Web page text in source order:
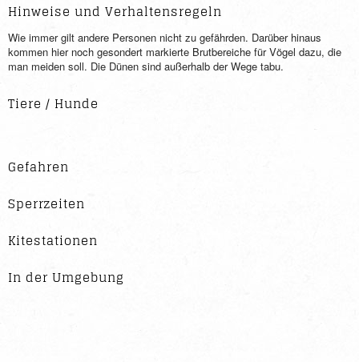
Hinweise und Verhaltensregeln
Wie immer gilt andere Personen nicht zu gefährden. Darüber hinaus
kommen hier noch gesondert markierte Brutbereiche für Vögel dazu, die
man meiden soll. Die Dünen sind außerhalb der Wege tabu.
Tiere / Hunde
Gefahren
Sperrzeiten
Kitestationen
In der Umgebung